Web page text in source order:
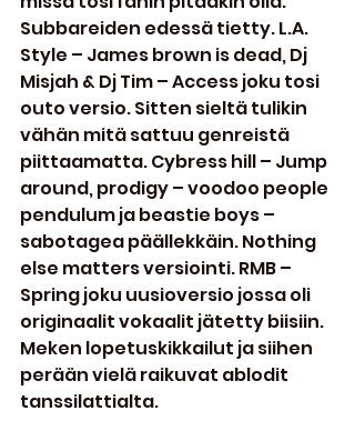
Subbareiden edessä tietty. L.A.
Style – James brown is dead, Dj
Misjah & Dj Tim – Access joku tosi
outo versio. Sitten sieltä tulikin
vähän mitä sattuu genreistä
piittaamatta. Cybress hill – Jump
around, prodigy – voodoo people
pendulum ja beastie boys –
sabotagea päällekkäin. Nothing
else matters versiointi. RMB –
Spring joku uusioversio jossa oli
originaalit vokaalit jätetty biisiin.
Meken lopetuskikkailut ja siihen
perään vielä raikuvat ablodit
tanssilattialta.